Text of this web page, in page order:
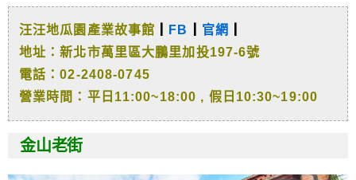
汪汪地瓜園產業故事館 FB 官網
地址：新北市萬里區大鵬里加投197-6號
電話：02-2408-0745
營業時間：平日11:00~18:00 , 假日10:30~19:00
金山老街